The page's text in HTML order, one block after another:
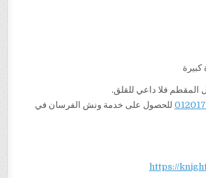
المقطم فلا داعي للقلق.
للحصول على خدمة ونش الفرسان في
https://